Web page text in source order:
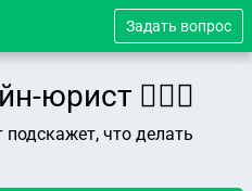
Задать вопрос
юрист 👨🏻‍⚖️
что делать